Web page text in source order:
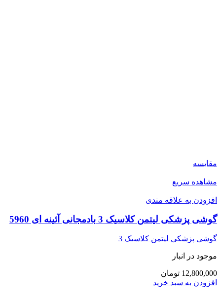
مقایسه
مشاهده سریع
افزودن به علاقه مندی
گوشی پزشکی لیتمن کلاسیک 3 بادمجانی آئینه ای 5960
گوشی پزشکی لیتمن کلاسیک 3
موجود در انبار
12,800,000 تومان
افزودن به سبد خرید